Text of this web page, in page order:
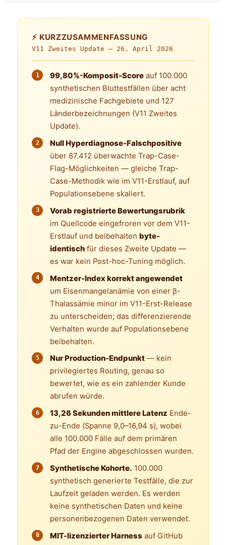
⚡ KURZZUSAMMENFASSUNG
V11 Zweites Update — 26. April 2026
99,80%-Komposit-Score auf 100.000
synthetischen Bluttestfällen über acht
medizinische Fachgebiete und 127
Länderbezeichnungen (V11 Zweites
Update).
Null Hyperdiagnose-Falschpositive
über 87.412 überwachte Trap-Case-
Flag-Möglichkeiten — gleiche Trap-
Case-Methodik wie im V11-Erstlauf, auf
Populationsebene skaliert.
Vorab registrierte Bewertungsrubrik
im Quellcode eingefroren vor dem V11-
Erstlauf und beibehalten byte-
identisch für dieses Zweite Update —
es war kein Post-hoc-Tuning möglich.
Mentzer-Index korrekt angewendet
um Eisenmangelanämie von einer β-
Thalassämie minor im V11-Erst-Release
zu unterscheiden; das differenzierende
Verhalten wurde auf Populationsebene
beibehalten.
Nur Production-Endpunkt — kein
privilegiertes Routing, genau so
bewertet, wie es ein zahlender Kunde
abrufen würde.
13,26 Sekunden mittlere Latenz Ende-
zu-Ende (Spanne 9,0–16,94 s), wobei
alle 100.000 Fälle auf dem primären
Pfad der Engine abgeschlossen wurden.
Synthetische Kohorte. 100.000
synthetisch generierte Testfälle, die zur
Laufzeit geladen werden. Es werden
keine synthetischen Daten und keine
personenbezogenen Daten verwendet.
MIT-lizenzierter Harness auf GitHub